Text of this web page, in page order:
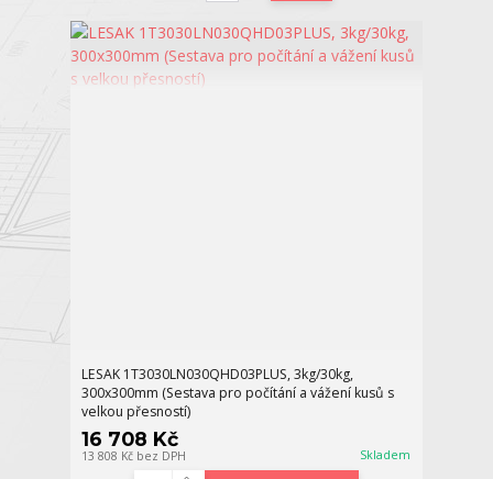
LESAK 1T3030LN030QHD03PLUS, 3kg/30kg,
300x300mm (Sestava pro počítání a vážení kusů s
velkou přesností)
16 708 Kč
13 808 Kč bez DPH Skladem